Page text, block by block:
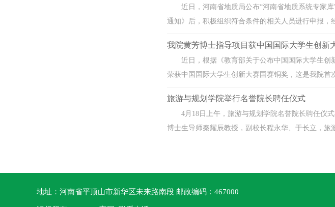
近日，河南省地质局公布“河南省地质系统专家
通知》后，积极组织符合条件的相关人员进行申报
我院黄芳博士指导项目获中国国际大学生创新
近日，根据《教育部关于公布中国国际大学生创
荣获中国国际大学生创新大赛国赛铜奖，这是我院
旅游与规划学院举行名誉院长聘任仪式
4月18日上午，旅游与规划学院名誉院长聘任仪
博士生导师秦耀辰教授，副校长程永华、于长立，
地址：河南省平顶山市新华区未来路南段 邮政编码：467000